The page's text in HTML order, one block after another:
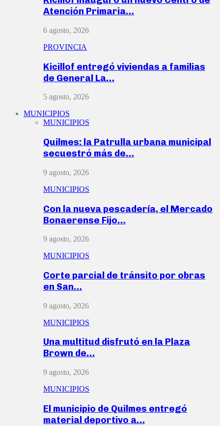
Atención Primaria…
6 agosto, 2026
PROVINCIA
Kicillof entregó viviendas a familias
de General La…
5 agosto, 2026
MUNICIPIOS
MUNICIPIOS
Quilmes: la Patrulla urbana municipal
secuestró más de…
9 agosto, 2026
MUNICIPIOS
Con la nueva pescadería, el Mercado
Bonaerense Fijo…
9 agosto, 2026
MUNICIPIOS
Corte parcial de tránsito por obras
en San…
9 agosto, 2026
MUNICIPIOS
Una multitud disfrutó en la Plaza
Brown de…
9 agosto, 2026
MUNICIPIOS
El municipio de Quilmes entregó
material deportivo a…